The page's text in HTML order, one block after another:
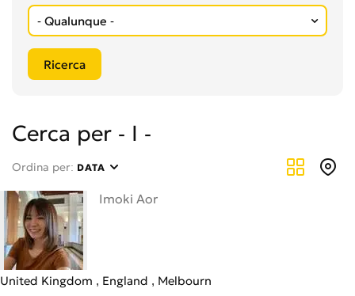
Cerca per - I -
Ordina per: DATA
Imoki Aor
United Kingdom England Melbourn